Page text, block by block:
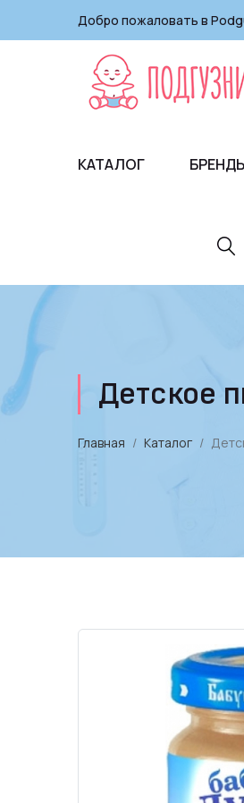
Добро пожаловать в
КАТАЛОГ
Детское
Главная Каталог